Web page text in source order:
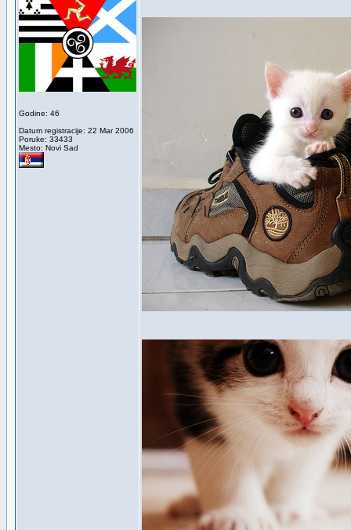
Godine: 46
Datum registracije: 22 Mar 2006
Poruke: 33433
Mesto: Novi Sad